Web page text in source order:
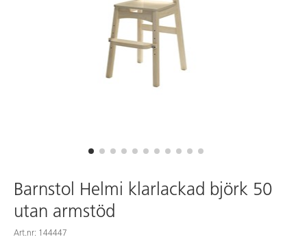
Barnstol Helmi klarlackad björk 50
utan armstöd
Art.nr: 144447